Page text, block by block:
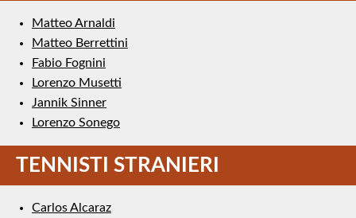
Matteo Arnaldi
Matteo Berrettini
Fabio Fognini
Lorenzo Musetti
Jannik Sinner
Lorenzo Sonego
TENNISTI STRANIERI
Carlos Alcaraz